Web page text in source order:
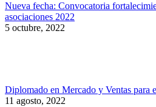
Nueva fecha: Convocatoria
asociaciones 2022
5 octubre, 2022
Diplomado en Mercado y Ventas para
11 agosto, 2022